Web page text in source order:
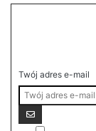
Twój adres e-mail